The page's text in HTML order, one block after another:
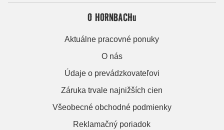
O HORNBACHu
Aktuálne pracovné ponuky
O nás
Údaje o prevádzkovateľovi
Záruka trvale najnižších cien
Všeobecné obchodné podmienky
Reklamačný poriadok